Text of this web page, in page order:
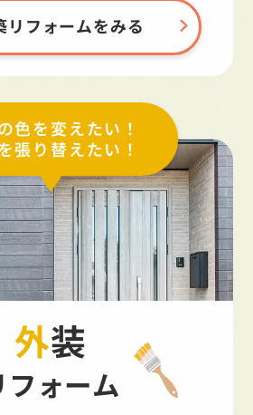
リフォームをみる
色を変えたい！
張り替えたい！
外装
フォーム